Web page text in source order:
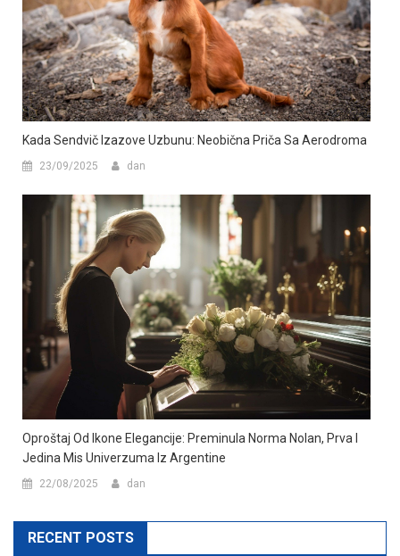
Kada Sendvič Izazove Uzbunu: Neobična Priča Sa Aerodroma
23/09/2025 dan
Oproštaj Od Ikone Elegancije: Preminula Norma Nolan, Prva I
Jedina Mis Univerzuma Iz Argentine
22/08/2025 dan
RECENT POSTS